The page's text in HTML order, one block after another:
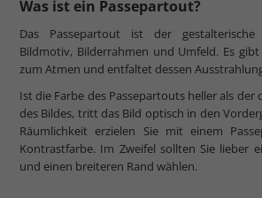
Was ist ein Passepartout?
Das Passepartout ist der gestalterische
Bildmotiv, Bilderrahmen und Umfeld. Es
zum Atmen und entfaltet dessen
Ist die Farbe des Passepartouts heller als
des Bildes, tritt das Bild optisch in den
Räumlichkeit erzielen Sie mit einem
Kontrastfarbe. Im Zweifel sollten Sie lieber
und einen breiteren Rand wählen.